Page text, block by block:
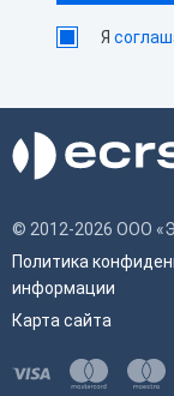
Я
© 2012-2026 ООО
Политика
информации
Карта сайта